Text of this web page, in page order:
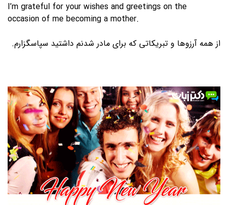
I’m grateful for your wishes and greetings on the
occasion of me becoming a mother.
از همه آرزوها و تبریکاتی که برای مادر شدنم داشتید سپاسگزارم.